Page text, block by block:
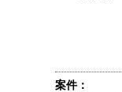
案件：